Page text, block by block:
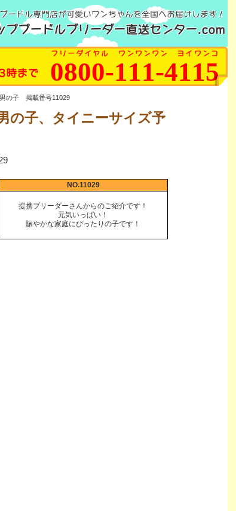
ードル専門店が可愛いワンちゃんを全国へお届けします！
ププードルブリーダー直送センター.com
時まで
0800-111-4115
フリーダイヤル ワンワンワン ヨイワンコ
の子 掲載番号11029
の子、タイニーサイズ予
NO.11029
提携ブリーダーさんからのご紹介です！
元気いっぱい！
賑やかな家庭にぴったりの子です！